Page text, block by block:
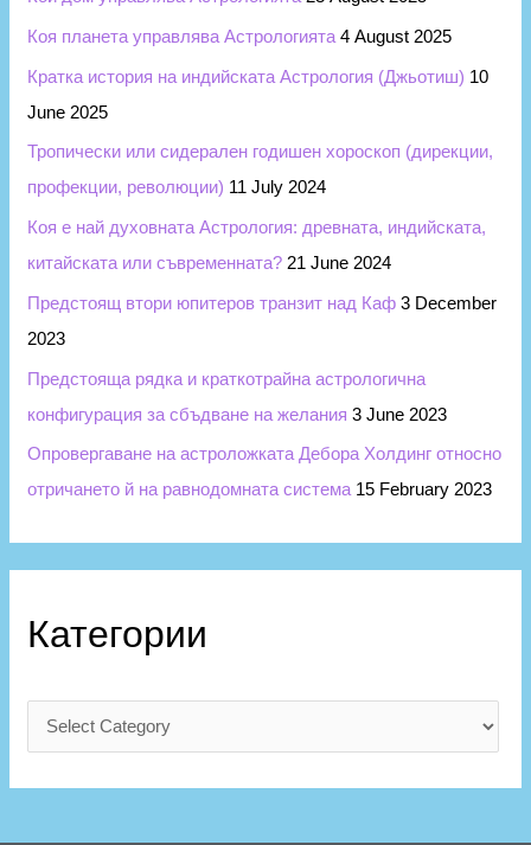
Коя планета управлява Астрологията 4 August 2025
Кратка история на индийската Астрология (Джьотиш) 10
June 2025
Тропически или сидерален годишен хороскоп (дирекции,
профекции, революции) 11 July 2024
Коя е най духовната Астрология: древната, индийската,
китайската или съвременната? 21 June 2024
Предстоящ втори юпитеров транзит над Каф 3 December
2023
Предстояща рядка и краткотрайна астрологична
конфигурация за сбъдване на желания 3 June 2023
Опровергаване на астроложката Дебора Холдинг относно
отричането й на равнодомната система 15 February 2023
Категории